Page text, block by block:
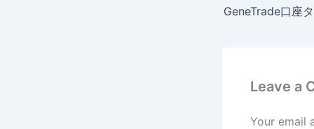
Leave a
Your email